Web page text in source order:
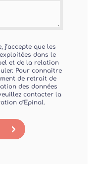
j’accepte que les
dans le
et de la relation
Pour connaitre
de retrait de
des données
contacter la
d’Epinal.